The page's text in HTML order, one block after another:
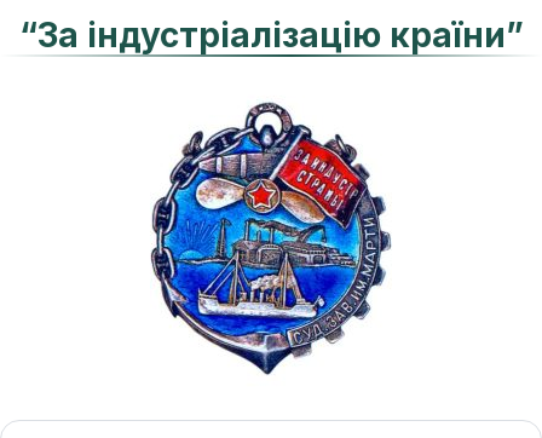
“За індустріалізацію країни”